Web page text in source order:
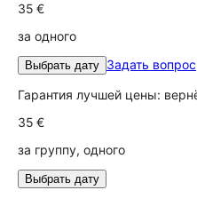
35 €
за одного
Выбрать дату Задать вопрос
Гарантия лучшей цены:
35 €
за группу, одного
Выбрать дату